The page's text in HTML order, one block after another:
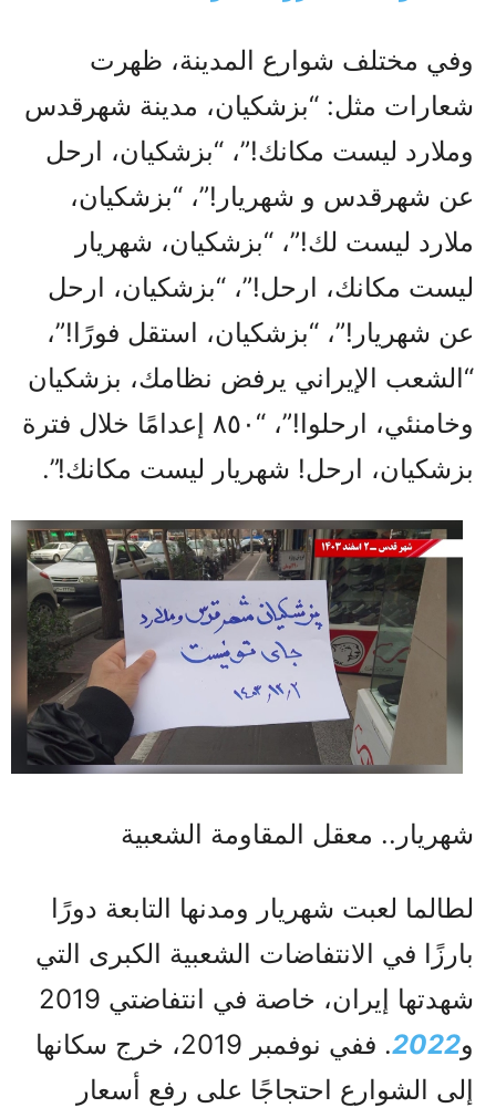
وفي مختلف شوارع المدينة، ظهرت
شعارات مثل: “بزشكيان، مدينة شهرقدس
وملارد ليست مكانك!”، “بزشكيان، ارحل
عن شهرقدس و شهريار!”، “بزشكيان،
ملارد ليست لك!”، “بزشكيان، شهريار
ليست مكانك، ارحل!”، “بزشكيان، ارحل
عن شهريار!”، “بزشكيان، استقل فورًا!”،
“الشعب الإيراني يرفض نظامك، بزشكيان
وخامنئي، ارحلوا!”، “٨٥٠ إعدامًا خلال فترة
بزشكيان، ارحل! شهريار ليست مكانك!”.
شهريار.. معقل المقاومة الشعبية
لطالما لعبت شهريار ومدنها التابعة دورًا
بارزًا في الانتفاضات الشعبية الكبرى التي
شهدتها إيران، خاصة في انتفاضتي 2019
و2022
. ففي نوفمبر 2019، خرج سكانها
إلى الشوارع احتجاجًا على رفع أسعار